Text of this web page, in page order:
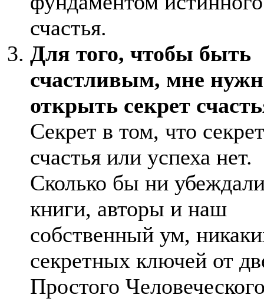
счастья.
Для того, чтобы быть
счастливым, мне
открыть секрет
Секрет в том, что
счастья или успеха нет.
Сколько бы ни
книги, авторы и наш
собственный ум,
секретных ключей от
Простого